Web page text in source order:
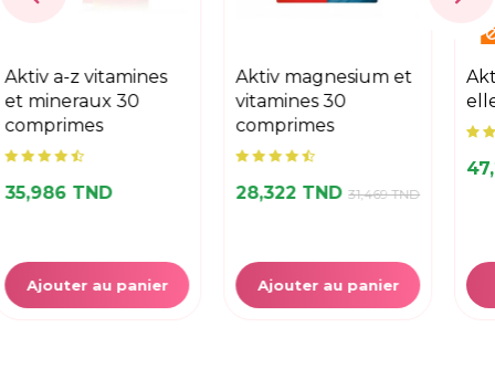
aktiv magnesium et
vitamines 30
comprimes
28,322 TND
Ajouter au panier
aktiv vifertile pour
elle 30 gelules
47,226 TND
Voir